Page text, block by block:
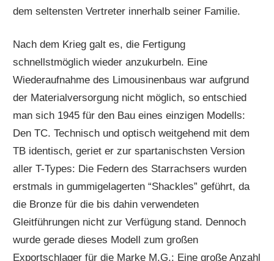
dem seltensten Vertreter innerhalb seiner Familie.
Nach dem Krieg galt es, die Fertigung
schnellstmöglich wieder anzukurbeln. Eine
Wiederaufnahme des Limousinenbaus war aufgrund
der Materialversorgung nicht möglich, so entschied
man sich 1945 für den Bau eines einzigen Modells:
Den TC. Technisch und optisch weitgehend mit dem
TB identisch, geriet er zur spartanischsten Version
aller T-Types: Die Federn des Starrachsers wurden
erstmals in gummigelagerten “Shackles” geführt, da
die Bronze für die bis dahin verwendeten
Gleitführungen nicht zur Verfügung stand. Dennoch
wurde gerade dieses Modell zum großen
Exportschlager für die Marke M.G.: Eine große Anzahl